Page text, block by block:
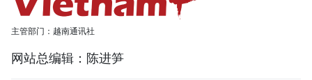
主管部门：越南通讯社
网站总编辑：陈进笋